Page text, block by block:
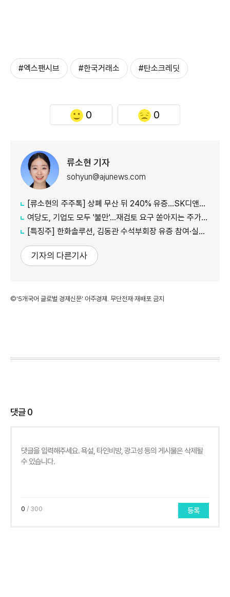
#엑스팬시브 #한국거래소 #탄소크레딧
0 0
류소현 기자
sohyun@ajunews.com
[류소현의 주주톡] 상폐 무산 뒤 240% 유증…SK디앤디는 주주를 설득했나?
여당도, 기업도 모두 '불만'...재검토 요구 쏟아지는 주가누르기 방지 세제개편안
[특징주] 한화솔루션, 김동관 수석부회장 유증 참여·실적 개선 기대에 16% 강세
기자의 다른기사
©'5개국어 글로벌 경제신문' 아주경제. 무단전재·재배포 금지
댓글0
0 / 300 등록